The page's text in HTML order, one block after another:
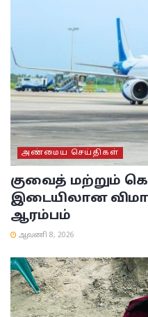
அண்மைய செய்திகள்
குவைத் மற்றும்
இடையிலான
ஆரம்பம்
ஆவணி 8, 2026